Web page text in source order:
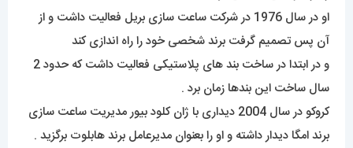
او در سال 1976 در شرکت ساعت سازی بریل فعالیت داشت و از
آن پس تصمیم گرفت برند شخصی خود را راه اندازی کند
و در ابتدا در ساخت بند های پلاستیکی فعالیت داشت که حدود 2
سال ساخت این بندها زمان برد .
کروکو در سال 2004 دیداری با ژان کلود بیور مدیریت ساعت سازی
برند امگا دیدار داشته و او را بعنوان مدیرعامل برند هابلوت برگزید .